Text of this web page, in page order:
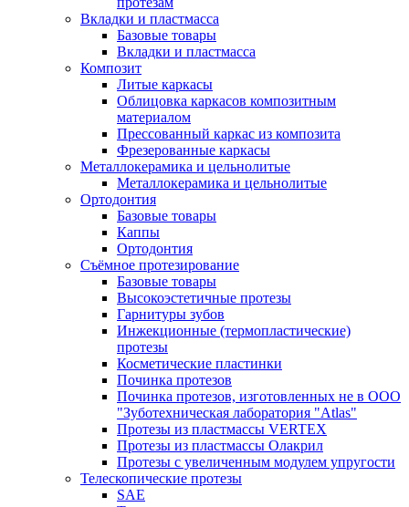
Вкладки и пластмасса
Базовые товары
Вкладки и пластмасса
Композит
Литые каркасы
Облицовка каркасов композитным
материалом
Прессованный каркас из композита
Фрезерованные каркасы
Металлокерамика и цельнолитые
Металлокерамика и цельнолитые
Ортодонтия
Базовые товары
Каппы
Ортодонтия
Съёмное протезирование
Базовые товары
Высокоэстетичные протезы
Гарнитуры зубов
Инжекционные (термопластические)
протезы
Косметические пластинки
Починка протезов
Починка протезов, изготовленных не в ООО
"Зуботехническая лаборатория "Atlas"
Протезы из пластмассы VERTEX
Протезы из пластмассы Олакрил
Протезы с увеличенным модулем упругости
Телескопические протезы
SAE